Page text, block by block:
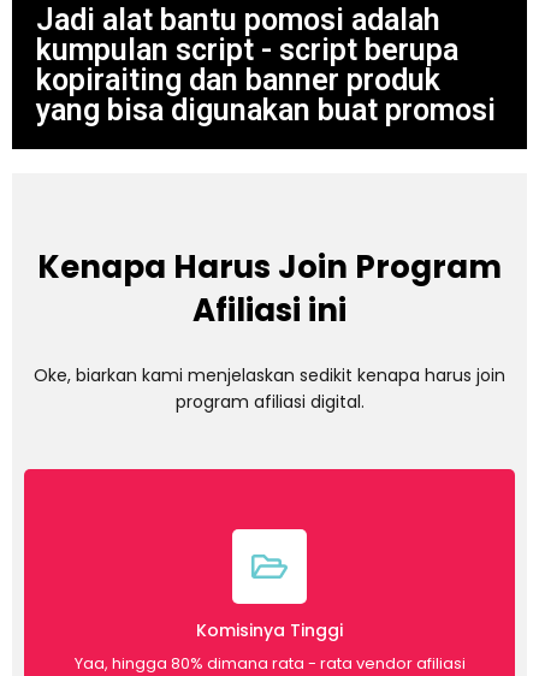
Jadi alat bantu pomosi adalah
kumpulan script - script berupa
kopiraiting dan banner produk
yang bisa digunakan buat promosi
Kenapa Harus Join Program
Afiliasi ini
Oke, biarkan kami menjelaskan sedikit kenapa harus join
program afiliasi digital.
Komisinya Tinggi
Yaa, hingga 80% dimana rata - rata vendor afiliasi